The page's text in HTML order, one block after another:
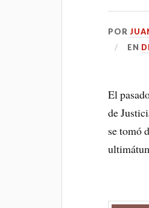
POR
EN
El
de
se tomó